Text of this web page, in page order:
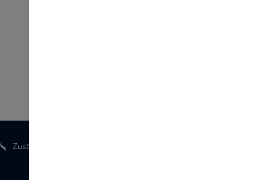
Zusätzliche Geschenke für Mitglieder